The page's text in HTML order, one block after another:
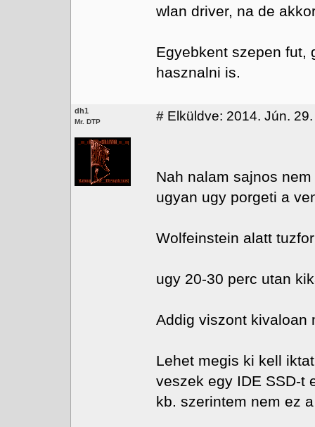
wlan driver, na de
Egyebkent szepen fut,
hasznalni is.
dh1
Mr. DTP # Elküldve: 2014. Jún.
Nah nalam sajnos
ugyan ugy porgeti a
Wolfeinstein alatt
ugy 20-30 perc utan
Addig viszont kivaloan
Lehet megis ki kell
veszek egy IDE SSD-t
kb. szerintem nem ez